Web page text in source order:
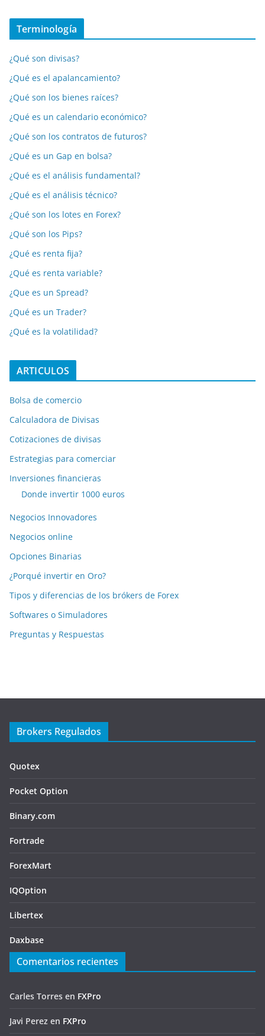
Terminología
¿Qué son divisas?
¿Qué es el apalancamiento?
¿Qué son los bienes raíces?
¿Qué es un calendario económico?
¿Qué son los contratos de futuros?
¿Qué es un Gap en bolsa?
¿Qué es el análisis fundamental?
¿Qué es el análisis técnico?
¿Qué son los lotes en Forex?
¿Qué son los Pips?
¿Qué es renta fija?
¿Qué es renta variable?
¿Que es un Spread?
¿Qué es un Trader?
¿Qué es la volatilidad?
ARTICULOS
Bolsa de comercio
Calculadora de Divisas
Cotizaciones de divisas
Estrategias para comerciar
Inversiones financieras
Donde invertir 1000 euros
Negocios Innovadores
Negocios online
Opciones Binarias
¿Porqué invertir en Oro?
Tipos y diferencias de los brókers de Forex
Softwares o Simuladores
Preguntas y Respuestas
Brokers Regulados
Quotex
Pocket Option
Binary.com
Fortrade
ForexMart
IQOption
Libertex
Daxbase
Comentarios recientes
Carles Torres en FXPro
Javi Perez en FXPro